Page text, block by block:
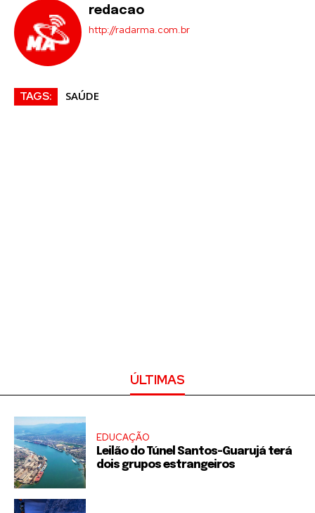
redacao
http://radarma.com.br
TAGS: SAÚDE
ÚLTIMAS
EDUCAÇÃO
Leilão do Túnel Santos-Guarujá terá
dois grupos estrangeiros